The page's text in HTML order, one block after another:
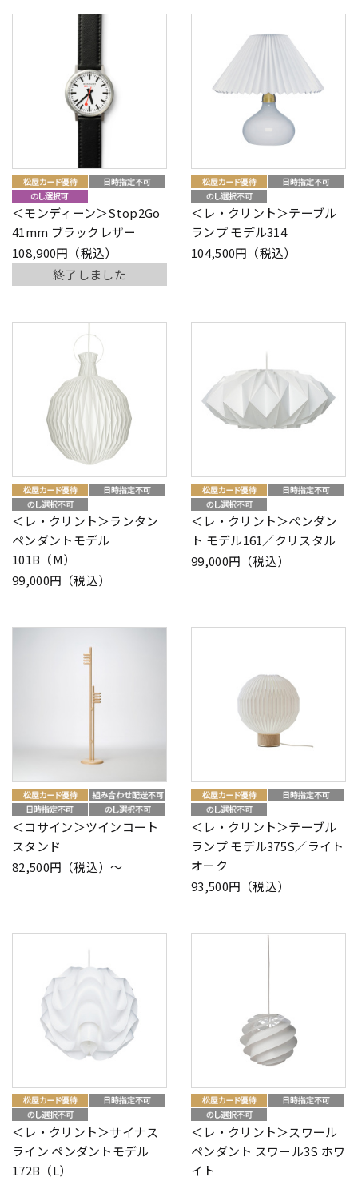
＜モンディーン＞Stop2Go
41mm ブラックレザー
108,900円（税込）
終了しました
＜レ・クリント＞テーブル
ランプ モデル314
104,500円（税込）
＜レ・クリント＞ランタン
ペンダントモデル
101B（M）
99,000円（税込）
＜レ・クリント＞ペンダン
ト モデル161／クリスタル
99,000円（税込）
＜コサイン＞ツインコート
スタンド
82,500円（税込）～
＜レ・クリント＞テーブル
ランプ モデル375S／ライト
オーク
93,500円（税込）
＜レ・クリント＞サイナス
ライン ペンダントモデル
172B（L）
＜レ・クリント＞スワール
ペンダント スワール3S ホワ
イト